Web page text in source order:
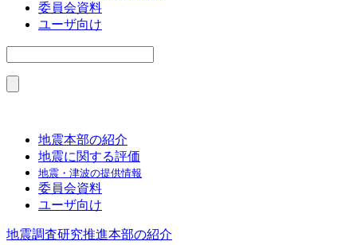
委員会資料
ユーザ向け
地震本部の紹介
地震に関する評価
地震・津波の提供情報
委員会資料
ユーザ向け
地震調査研究推進本部の紹介